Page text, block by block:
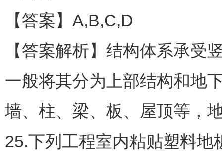
【答案】A,B,C,D
【答案解析】结构体系承受
一般将其分为上部结构和地
墙、柱、梁、板、屋顶等，
25.下列工程室内粘贴塑料